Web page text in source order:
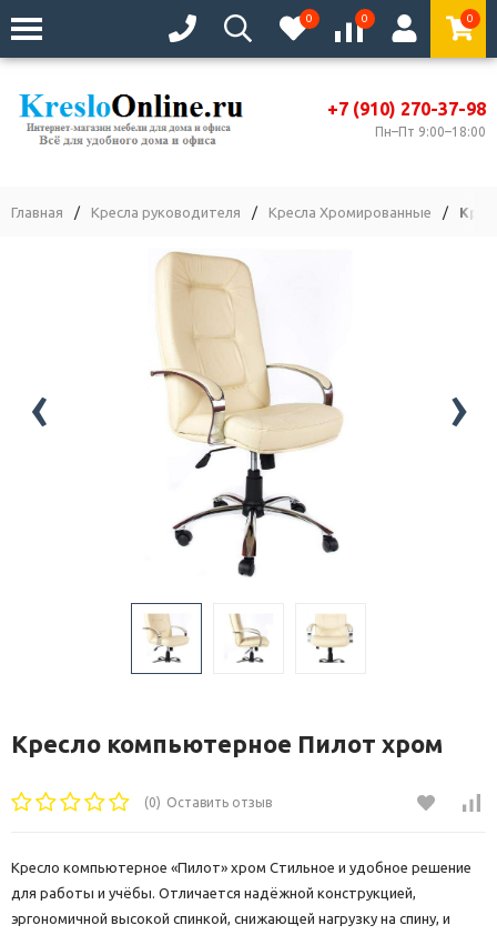
0 0 0
+7 (910) 270-37-98
Пн–Пт 9:00–18:00
Главная / Кресла руководителя / Кресла Хромированные /
‹ ›
Кресло компьютерное Пилот хром
(0) Оставить отзыв
Кресло компьютерное «Пилот» хром Стильное и удобное решение
для работы и учёбы. Отличается надёжной конструкцией,
эргономичной высокой спинкой, снижающей нагрузку на спину, и